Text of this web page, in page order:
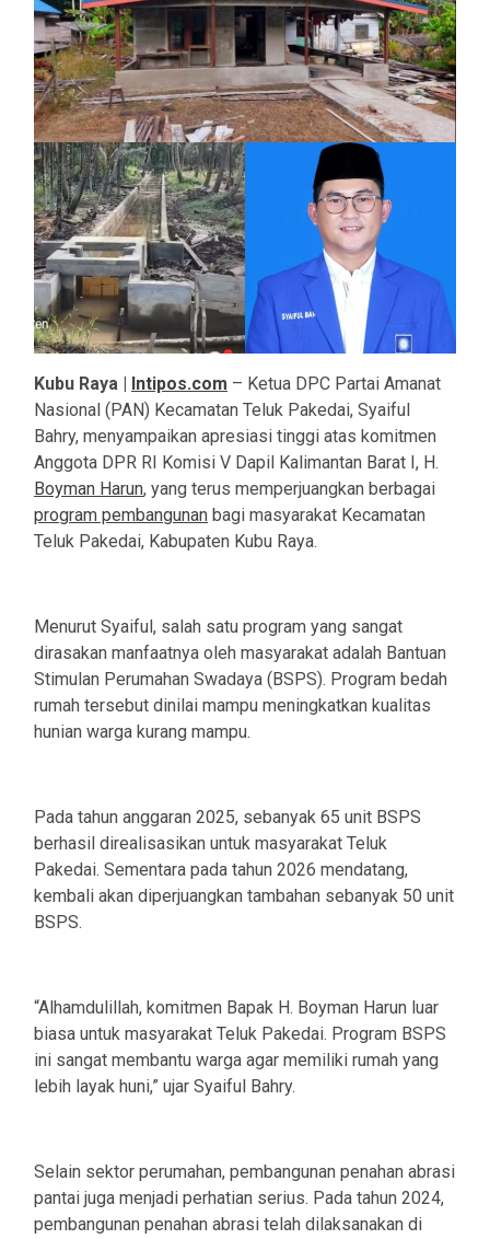
Kubu Raya | Intipos.com – Ketua DPC Partai Amanat
Nasional (PAN) Kecamatan Teluk Pakedai, Syaiful
Bahry, menyampaikan apresiasi tinggi atas komitmen
Anggota DPR RI Komisi V Dapil Kalimantan Barat I, H.
Boyman Harun, yang terus memperjuangkan berbagai
program pembangunan bagi masyarakat Kecamatan
Teluk Pakedai, Kabupaten Kubu Raya.
‎Menurut Syaiful, salah satu program yang sangat
dirasakan manfaatnya oleh masyarakat adalah Bantuan
Stimulan Perumahan Swadaya (BSPS). Program bedah
rumah tersebut dinilai mampu meningkatkan kualitas
hunian warga kurang mampu.
‎Pada tahun anggaran 2025, sebanyak 65 unit BSPS
berhasil direalisasikan untuk masyarakat Teluk
Pakedai. Sementara pada tahun 2026 mendatang,
kembali akan diperjuangkan tambahan sebanyak 50 unit
BSPS.
‎“Alhamdulillah, komitmen Bapak H. Boyman Harun luar
biasa untuk masyarakat Teluk Pakedai. Program BSPS
ini sangat membantu warga agar memiliki rumah yang
lebih layak huni,” ujar Syaiful Bahry.
‎Selain sektor perumahan, pembangunan penahan abrasi
pantai juga menjadi perhatian serius. Pada tahun 2024,
pembangunan penahan abrasi telah dilaksanakan di